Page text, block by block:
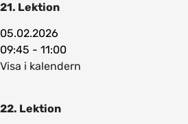
21. Lektion
05.02.2026
09:45 - 11:00
Visa i kalendern
22. Lektion